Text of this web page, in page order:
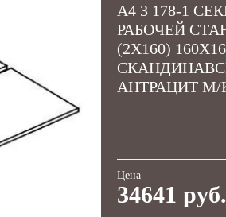
А4 3 178-1
РАБОЧЕЙ
(2Х160)
АНТРАЦИТ М/
Цена
34641 руб.